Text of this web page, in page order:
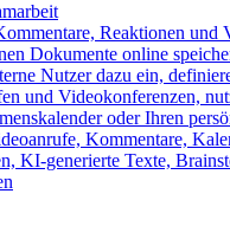
Reaktionen und
Dokumente online
Nutzer dazu ein,
und Videokonferenzen,
oder Ihren
Kommentare,
KI-generierte Texte,